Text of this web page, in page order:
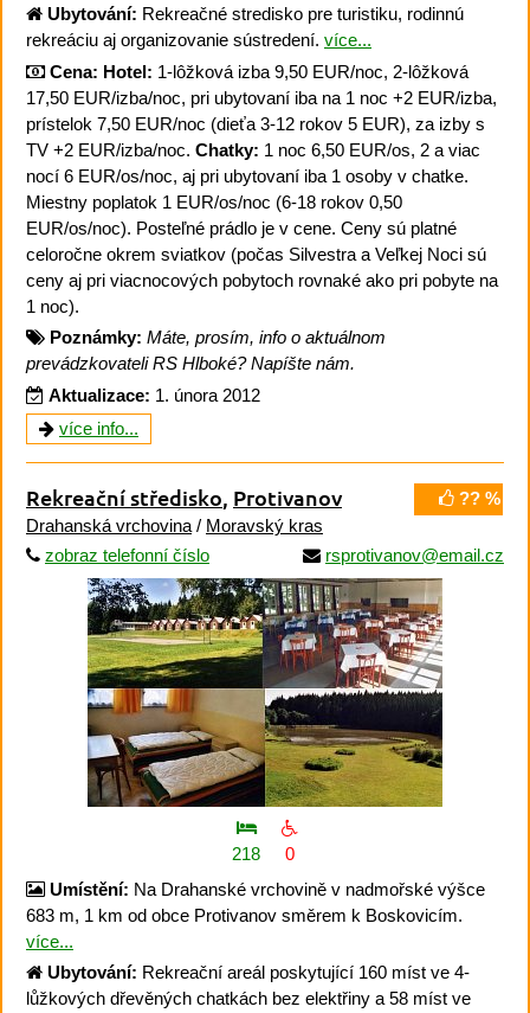
Ubytování: Rekreačné stredisko pre turistiku, rodinnú
rekreáciu aj organizovanie sústredení. více...
Cena: Hotel: 1-lôžková izba 9,50 EUR/noc, 2-lôžková
17,50 EUR/izba/noc, pri ubytovaní iba na 1 noc +2 EUR/izba,
prístelok 7,50 EUR/noc (dieťa 3-12 rokov 5 EUR), za izby s
TV +2 EUR/izba/noc. Chatky: 1 noc 6,50 EUR/os, 2 a viac
nocí 6 EUR/os/noc, aj pri ubytovaní iba 1 osoby v chatke.
Miestny poplatok 1 EUR/os/noc (6-18 rokov 0,50
EUR/os/noc). Posteľné prádlo je v cene. Ceny sú platné
celoročne okrem sviatkov (počas Silvestra a Veľkej Noci sú
ceny aj pri viacnocových pobytoch rovnaké ako pri pobyte na
1 noc).
Poznámky: Máte, prosím, info o aktuálnom
prevádzkovateli RS Hlboké? Napíšte nám.
Aktualizace: 1. února 2012
více info...
?? %
Rekreační středisko, Protivanov
Drahanská vrchovina / Moravský kras
zobraz telefonní číslo
rsprotivanov@email.cz
218
0
Umístění: Na Drahanské vrchovině v nadmořské výšce
683 m, 1 km od obce Protivanov směrem k Boskovicím.
více...
Ubytování: Rekreační areál poskytující 160 míst ve 4-
lůžkových dřevěných chatkách bez elektřiny a 58 míst ve